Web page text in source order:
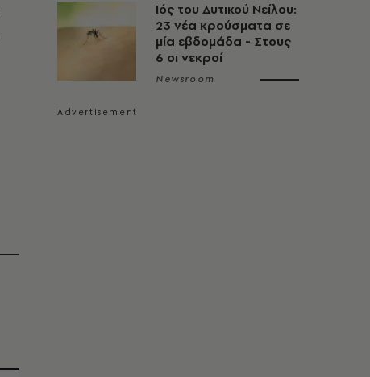
Ιός του Δυτικού Νείλου:
23 νέα κρούσματα σε
μία εβδομάδα - Στους
6 οι νεκροί
Newsroom